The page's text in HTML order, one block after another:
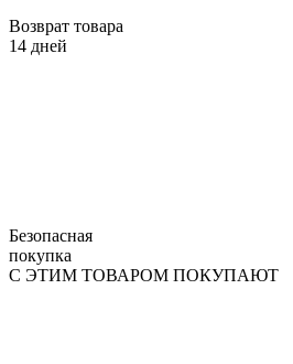
Возврат товара
14 дней
Безопасная
покупка
С ЭТИМ ТОВАРОМ ПОКУПАЮТ